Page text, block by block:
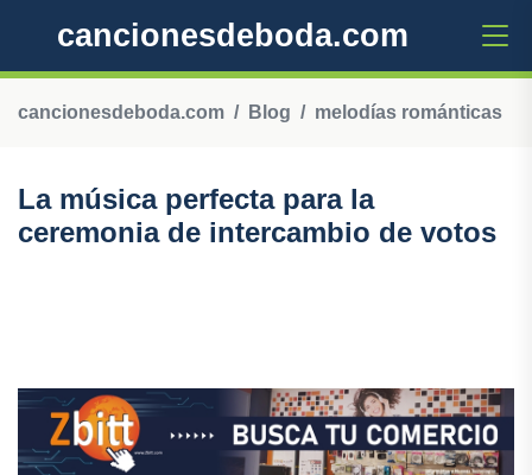
cancionesdeboda.com
cancionesdeboda.com Blog melodías románticas
La música perfecta para la
ceremonia de intercambio de votos